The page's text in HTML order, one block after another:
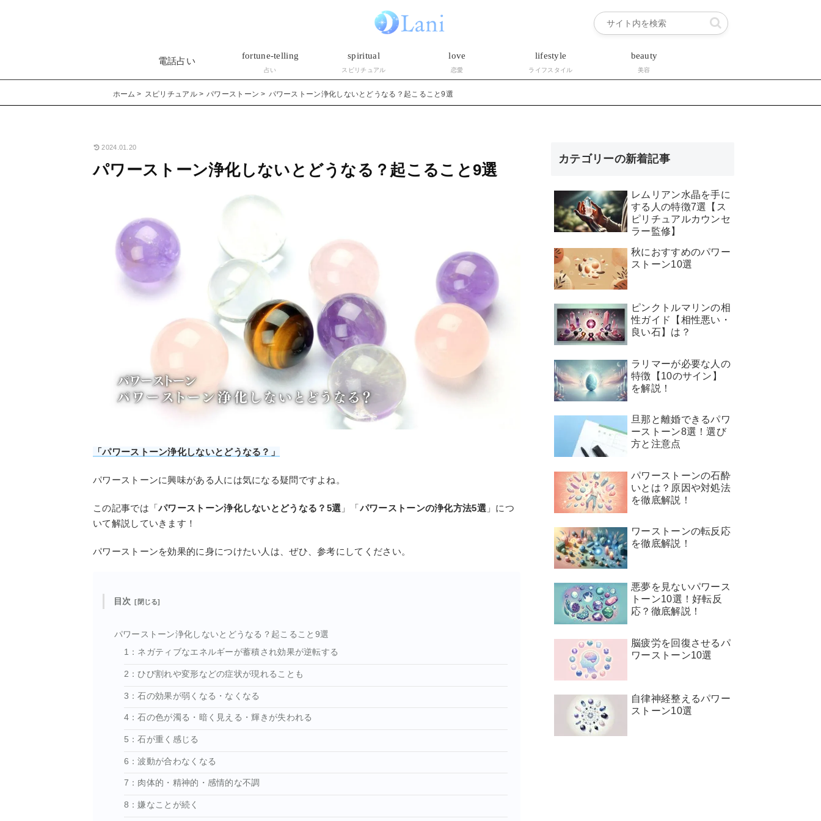
電話占い
fortune-telling
占い
spiritual
スピリチュアル
love
恋愛
lifestyle
ライフスタイル
beauty
美容
ホーム スピリチュアル パワーストーン パワーストーン浄化しないとどうなる？起こること9選
2024.01.20
パワーストーン浄化しないとどうなる？起こること9選
「パワーストーン浄化しないとどうなる？」
パワーストーンに興味がある人には気になる疑問ですよね。
この記事では「パワーストーン浄化しないとどうなる？5選 」「パワーストーンの浄化方法5選 」につ
いて解説していきます！
パワーストーンを効果的に身につけたい人は、ぜひ、参考にしてください。
目次
パワーストーン浄化しないとどうなる？起こること9選
1：ネガティブなエネルギーが蓄積され効果が逆転する
2：ひび割れや変形などの症状が現れることも
3：石の効果が弱くなる・なくなる
4：石の色が濁る・暗く見える・輝きが失われる
5：石が重く感じる
6：波動が合わなくなる
7：肉体的・精神的・感情的な不調
8：嫌なことが続く
カテゴリーの新着記事
レムリアン水晶を手に
する人の特徴7選【ス
ピリチュアルカウンセ
ラー監修】
秋におすすめのパワー
ストーン10選
ピンクトルマリンの相
性ガイド【相性悪い・
良い石】は？
ラリマーが必要な人の
特徴【10のサイン】
を解説！
旦那と離婚できるパワ
ーストーン8選！選び
方と注意点
パワーストーンの石酔
いとは？原因や対処法
を徹底解説！
ワーストーンの転反応
を徹底解説！
悪夢を見ないパワース
トーン10選！好転反
応？徹底解説！
脳疲労を回復させるパ
ワーストーン10選
自律神経整えるパワー
ストーン10選